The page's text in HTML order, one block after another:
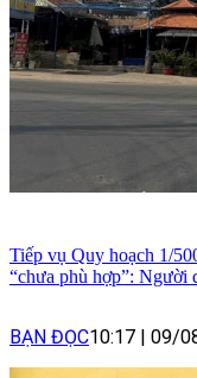
Tiếp vụ Quy hoạch 1/
“chưa phù hợp”: Người
BẠN ĐỌC10:17 09/